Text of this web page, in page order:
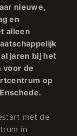
nieuwe,
en
alleen
jaren bij het
voor de
op
met de
in